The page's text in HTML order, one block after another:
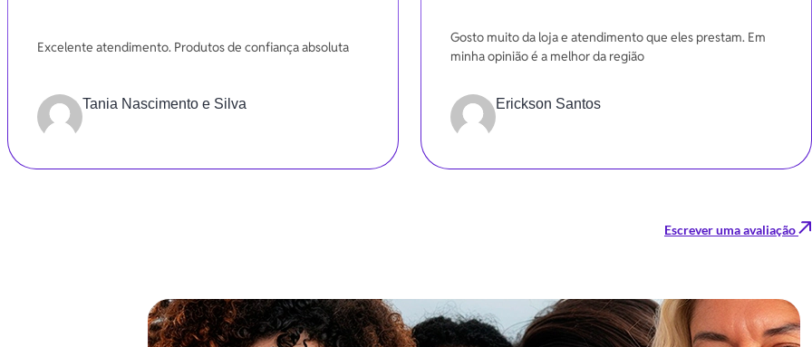
Excelente atendimento. Produtos de confiança absoluta
Tania Nascimento e Silva
Gosto muito da loja e atendimento que eles prestam. Em
minha opinião é a melhor da região
Erickson Santos
Escrever uma avaliação